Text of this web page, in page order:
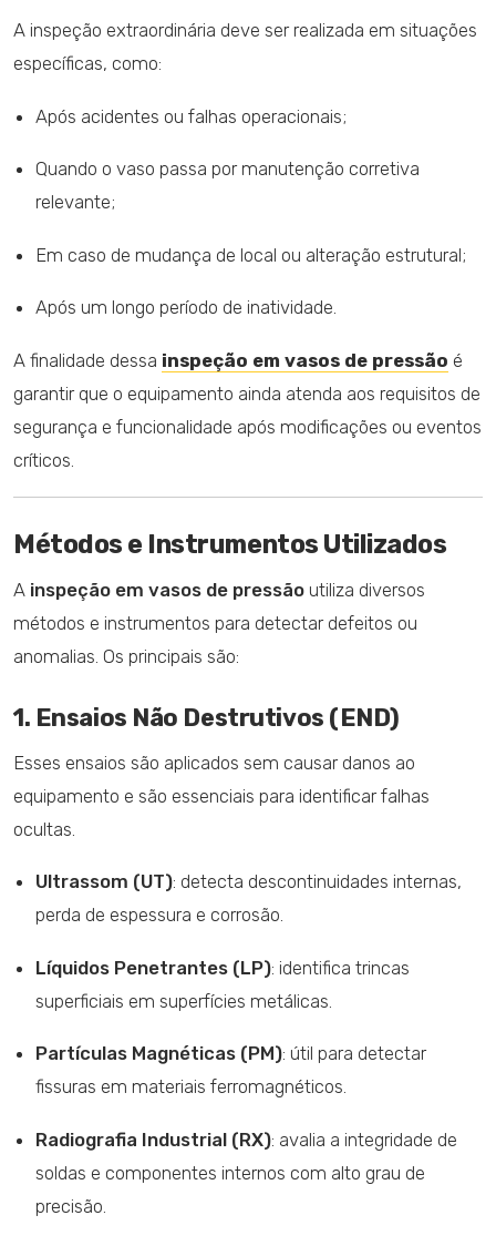
A inspeção extraordinária deve ser realizada em situações
específicas, como:
Após acidentes ou falhas operacionais;
Quando o vaso passa por manutenção corretiva
relevante;
Em caso de mudança de local ou alteração estrutural;
Após um longo período de inatividade.
A finalidade dessa inspeção em vasos de pressão é
garantir que o equipamento ainda atenda aos requisitos de
segurança e funcionalidade após modificações ou eventos
críticos.
Métodos e Instrumentos Utilizados
A inspeção em vasos de pressão utiliza diversos
métodos e instrumentos para detectar defeitos ou
anomalias. Os principais são:
1. Ensaios Não Destrutivos (END)
Esses ensaios são aplicados sem causar danos ao
equipamento e são essenciais para identificar falhas
ocultas.
Ultrassom (UT): detecta descontinuidades internas,
perda de espessura e corrosão.
Líquidos Penetrantes (LP): identifica trincas
superficiais em superfícies metálicas.
Partículas Magnéticas (PM): útil para detectar
fissuras em materiais ferromagnéticos.
Radiografia Industrial (RX): avalia a integridade de
soldas e componentes internos com alto grau de
precisão.